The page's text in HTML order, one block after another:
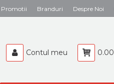
Promotii Branduri Despre Noi
Contul meu 0.00
CAFEA
Search: